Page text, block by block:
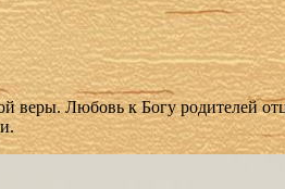
веры. Любовь к Богу родителей